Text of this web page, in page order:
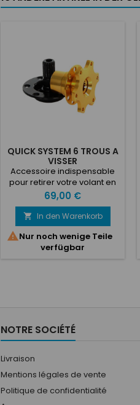
QUICK SYSTEM 6 TROUS A
VISSER
Accessoire indispensable
pour retirer votre volant en
quelques secondes ! A
visser, il se désolidarise par
simple pression sur la partie
mobile. Tige cannelée avec
détrompeur permettant la
bonne mise en position du
Preis
69,00 €
 In den Warenkorb
Nur noch wenige Teile
verfügbar
NOTRE SOCIÉTÉ
Livraison
Mentions légales de vente
Politique de confidentialité